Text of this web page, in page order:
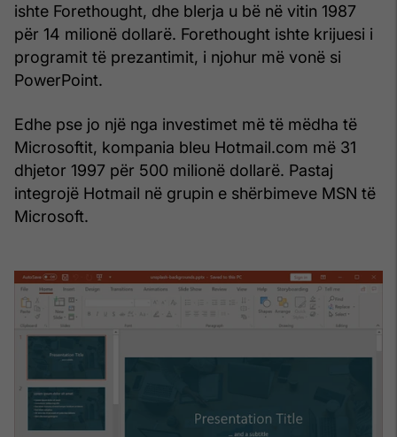
ishte Forethought, dhe blerja u bë në vitin 1987
për 14 milionë dollarë. Forethought ishte krijuesi i
programit të prezantimit, i njohur më vonë si
PowerPoint.
Edhe pse jo një nga investimet më të mëdha të
Microsoftit, kompania bleu Hotmail.com më 31
dhjetor 1997 për 500 milionë dollarë. Pastaj
integrojë Hotmail në grupin e shërbimeve MSN të
Microsoft.